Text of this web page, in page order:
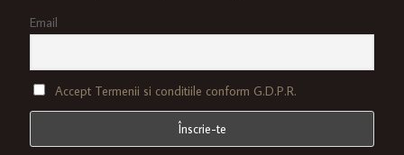
Email
Accept Termenii si conditiile conform G.D.P.R.